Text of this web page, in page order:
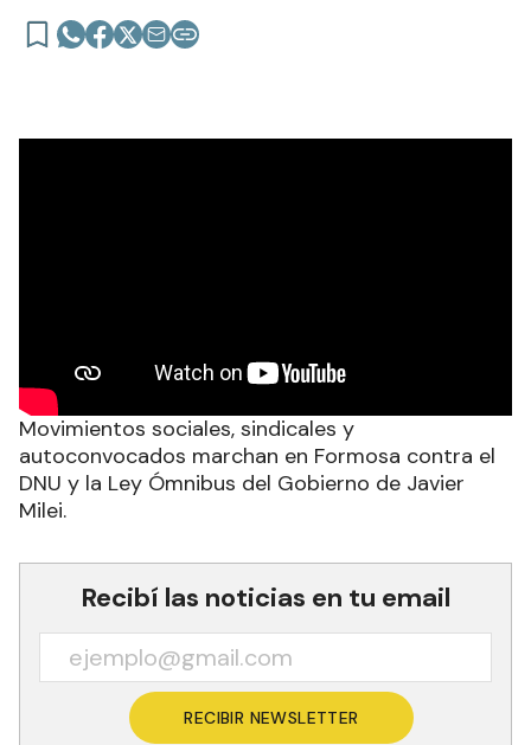
Movimientos sociales, sindicales y
autoconvocados marchan en Formosa contra el
DNU y la Ley Ómnibus del Gobierno de Javier
Milei.
Recibí las noticias en tu email
RECIBIR NEWSLETTER